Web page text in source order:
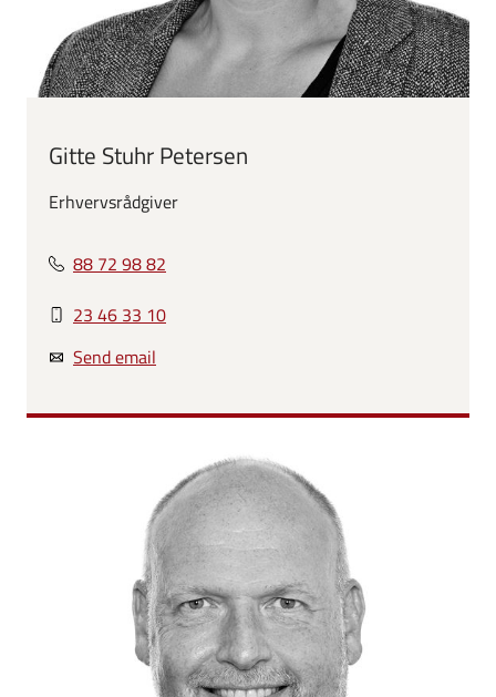
Gitte Stuhr Petersen
Erhvervsrådgiver
88 72 98 82
23 46 33 10
Send email